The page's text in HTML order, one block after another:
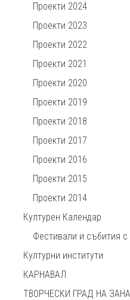
Проекти 2024
Проекти 2023
Проекти 2022
Проекти 2021
Проекти 2020
Проекти 2019
Проекти 2018
Проекти 2017
Проекти 2016
Проекти 2015
Проекти 2014
Културен Календар
Фестивали и събития
Културни институти
КАРНАВАЛ
ТВОРЧЕСКИ ГРАД НА